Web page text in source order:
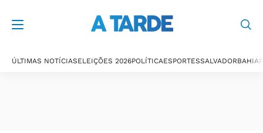
ÚLTIMAS NOTÍCIASELEIÇÕES 2026POLÍTICAESPORTESSALVADORBAHIA